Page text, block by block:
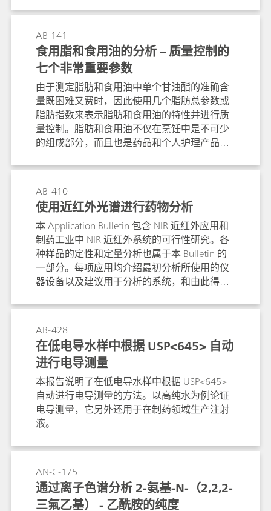
1，但使用钨/铂金的电极组合。方法 3：用硝
酸铅在半水溶液中进行沉淀滴定，符合欧洲药
典，用离子选择性铅电极作为指示电极。方法
4：光度滴定，使用硝酸铅、Dithizon 二硫腙指
示剂和 Optrode 610 nm，特别适用于较低浓度
（样品溶液中含 SO42 达 5 mg）。方法 5：水
溶液中测温法沉淀滴定 Ba2+，特别适用于肥
料。方法 6：使用乙酸钡进行电导法滴定，符
合 DIN 53127
AB-141
食用脂和食用油的分析 – 质量控制的
七个非常重要参数
由于测定脂肪和食用油中单个甘油酯的准确含
量既困难又费时，因此使用几个脂肪总参数或
脂肪指数来表示脂肪和食用油的特性并进行质
量控制。脂肪和食用油不仅在烹饪中是不可少
的组成部分，而且也是药品和个人护理产品
些规范和标准都描述了如何确定最重要的质量
控制参数。本应用报告介绍下列八种食用油及
食用脂的重要分析方法：使用卡尔·费休方法测
定水分含量; 使用 Rancimat 方法测定氧化稳定
性; 碘值; 过氧化氢值; 皂化值; 酸值、游离脂肪
酸 (FFA); 羟基数目; 极谱法测定镍痕量; 此方法
要注意不可使用氯化溶剂。许多方法已自动
化。
AB-410
使用近红外光谱进行药物分析
本 Application Bulletin 包含 NIR 近红外应用和
制药工业中 NIR 近红外系统的可行性研究。各
种样品的定性和定量分析也属于本 Bulletin 的
一部分。每项应用均介绍最初分析所使用的仪
器设备以及建议用于分析的系统，和由此得到
AB-428
在低电导水样中根据 USP<645> 自动
进行电导测量
本报告说明了在低电导水样中根据 USP<645>
自动进行电导测量的方法。以高纯水为例论证
电导测量，它另外还用于在制药领域生产注射
液。
AN-C-175
通过离子色谱分析 2-氨基-N-（2,2,2-
三氟乙基） - 乙酰胺的纯度